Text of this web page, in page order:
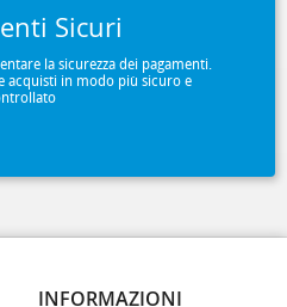
Sicuri
la sicurezza dei pagamenti.
acquisti in modo più sicuro e
INFORMAZIONI